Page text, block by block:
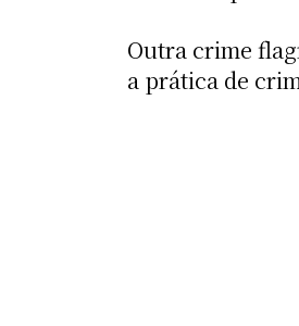
Outra crime
a prática de